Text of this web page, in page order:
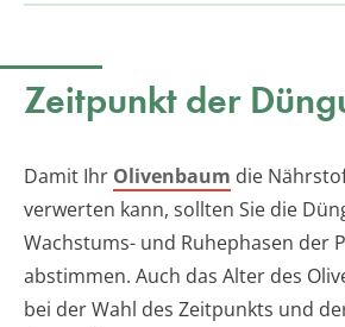
Zeitpunkt der
Damit Ihr Olivenbaum die
verwerten kann, sollten Sie die
Wachstums- und Ruhephasen der
abstimmen. Auch das Alter des
bei der Wahl des Zeitpunkts und